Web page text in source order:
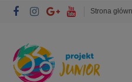
Strona